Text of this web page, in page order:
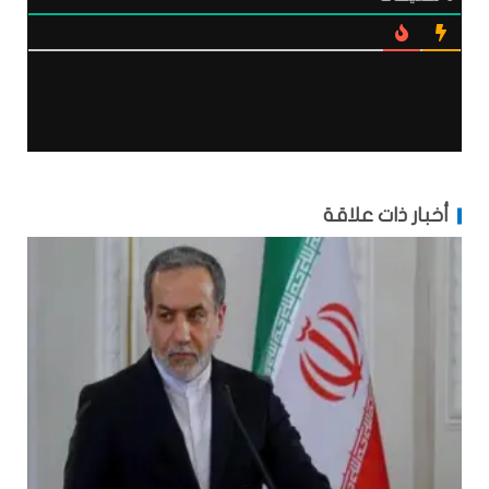
أخبار ذات علاقة